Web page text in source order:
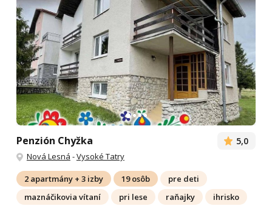
Penzión Chyžka 5,0
Nová Lesná -Vysoké Tatry
2 apartmány + 3 izby 19 osôb
pre deti
maznáčikovia vítaní
pri lese raňajky
ihrisko